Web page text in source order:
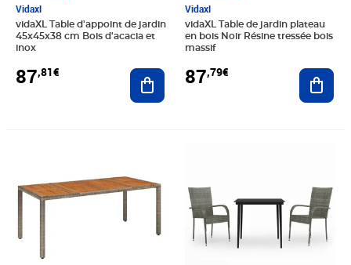
Vidaxl
vidaXL Table d'appoint de jardin
45x45x38 cm Bois d'acacia et
inox
87,81€ Ajouter au panier
Vidaxl
vidaXL Table de jardin plateau
en bois Noir Résine tressée bois
massif
87,79€